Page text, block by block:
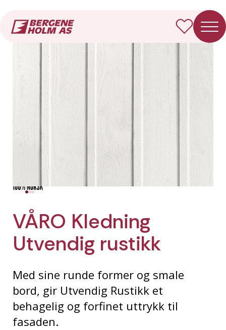
VÅRO Kledning
Utvendig rustikk
Med sine runde former og smale
bord, gir Utvendig Rustikk et
behagelig og forfinet uttrykk til
fasaden.